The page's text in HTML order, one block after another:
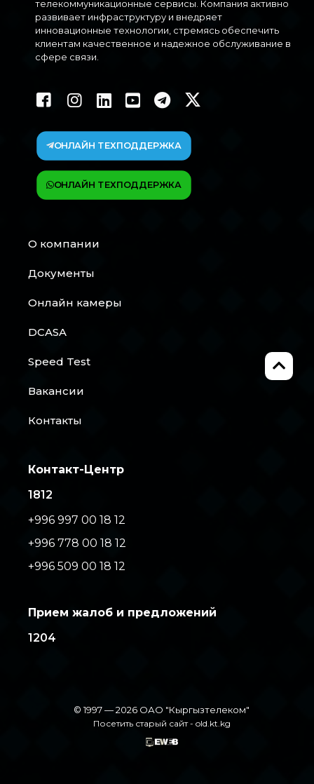
телекоммуникационные сервисы. Компания активно
развивает инфраструктуру и внедряет
инновационные технологии, стремясь обеспечить
клиентам качественное и надежное обслуживание в
сфере связи.
ОНЛАЙН ТЕХПОДДЕРЖКА
ОНЛАЙН ТЕХПОДДЕРЖКА
О компании
Документы
Онлайн камеры
DCASA
Speed Test
Вакансии
Контакты
Контакт-Центр
1812
+996 997 00 18 12
+996 778 00 18 12
+996 509 00 18 12
Прием жалоб и предложений
1204
© 1997 — 2026 ОАО "Кыргызтелеком"
Посетить старый сайт - old.kt.kg